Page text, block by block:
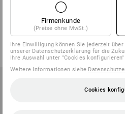
Berufsjacke langarm
e.s.fusion, Damen
Farben
ab 89,88 €ab 46,79 €
(m. MwSt.)
Firmenkunde
(Preise ohne MwSt.)
Ihre Einwilligung können Sie jederzeit
unserer Datenschutzerklärung für die
Ihre Auswahl unter "Cookies
Weitere Informationen siehe
Cookies